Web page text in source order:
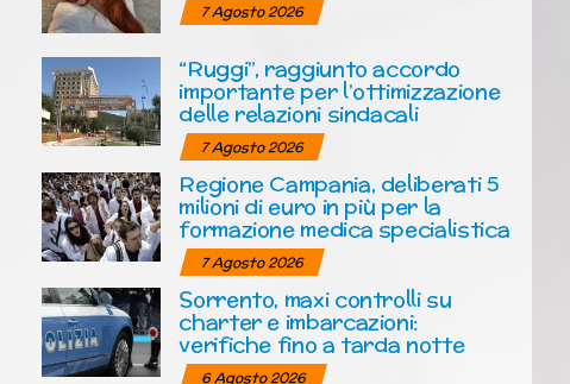
7 Agosto 2026
“Ruggi”, raggiunto accordo
importante per l’ottimizzazione
delle relazioni sindacali
7 Agosto 2026
Regione Campania, deliberati 5
milioni di euro in più per la
formazione medica specialistica
7 Agosto 2026
Sorrento, maxi controlli su
charter e imbarcazioni:
verifiche fino a tarda notte
6 Agosto 2026